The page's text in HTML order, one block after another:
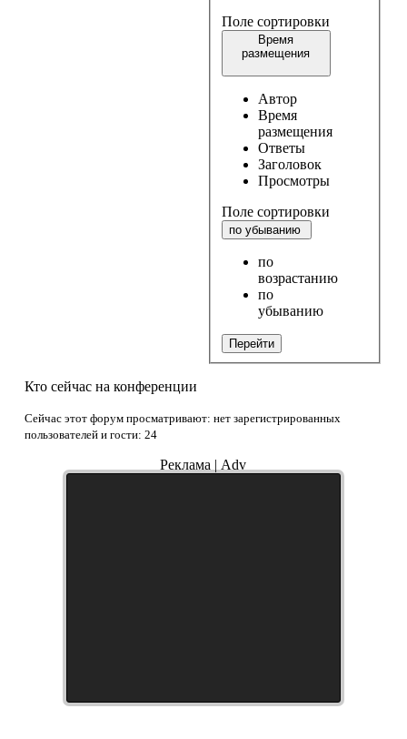
Поле сортировки
Время
размещения
Автор
Время
размещения
Ответы
Заголовок
Просмотры
Поле сортировки
по убыванию
по
возрастанию
по
убыванию
Перейти
Кто сейчас на конференции
Сейчас этот форум просматривают: нет зарегистрированных
пользователей и гости: 24
Реклама | Adv